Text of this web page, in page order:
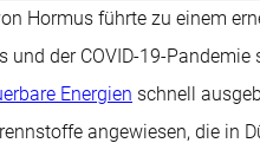
Hormus führte zu einem
und der COVID-19-
Energien schnell
angewiesen, die in